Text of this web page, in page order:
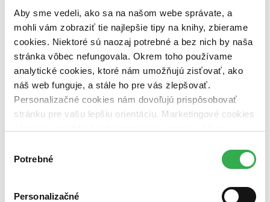
Aby sme vedeli, ako sa na našom webe správate, a
mohli vám zobraziť tie najlepšie tipy na knihy, zbierame
cookies. Niektoré sú naozaj potrebné a bez nich by naša
stránka vôbec nefungovala. Okrem toho používame
analytické cookies, ktoré nám umožňujú zisťovať, ako
náš web funguje, a stále ho pre vás zlepšovať.
Personalizačné cookies nám dovoľujú prispôsobovať
stránku pre vašu lepšiu orientáciu. Marketingové cookies
nám pomohlo, keby sme mohli používať všetky tieto
súhlasu
Potrebné
Personalizačné
Audiokniha: CD (1 titul) Audiokniha: CD
Zúžiť výber
Zoradiť
Top hodnotené
Najdrahšie